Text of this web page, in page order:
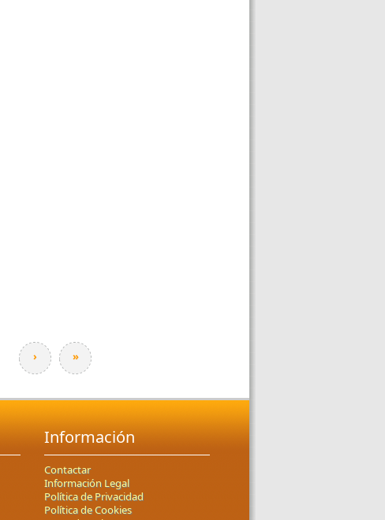
› »
Información
Contactar
Información Legal
Política de Privacidad
Política de Cookies